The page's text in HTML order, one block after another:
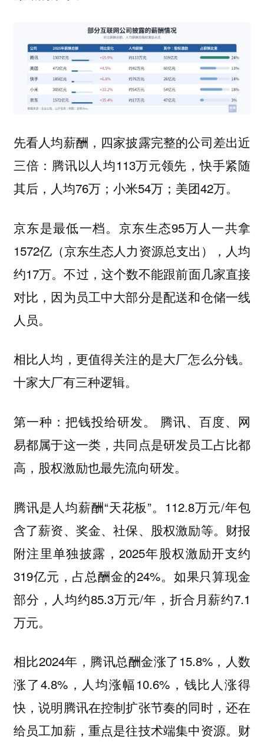
先看人均薪酬，四家披露完整的公司差出近
三倍：腾讯以人均113万元领先，快手紧随
其后，人均76万；小米54万；美团42万。
京东是最低一档。京东生态95万人一共拿
1572亿（京东生态人力资源总支出），人均
约17万。不过，这个数不能跟前面几家直接
对比，因为员工中大部分是配送和仓储一线
人员。
相比人均，更值得关注的是大厂怎么分钱。
十家大厂有三种逻辑。
第一种：把钱投给研发。 腾讯、百度、网
易都属于这一类，共同点是研发员工占比都
高，股权激励也最先流向研发。
腾讯是人均薪酬“天花板”。112.8万元/年包
含了薪资、奖金、社保、股权激励等。财报
附注里单独披露，2025年股权激励开支约
319亿元，占总酬金的24%。如果只算现金
部分，人均约85.3万元/年，折合月薪约7.1
万元。
相比2024年，腾讯总酬金涨了15.8%，人数
涨了4.8%，人均涨幅10.6%，钱比人涨得
快，说明腾讯在控制扩张节奏的同时，还在
给员工加薪，重点是往技术端集中资源。财